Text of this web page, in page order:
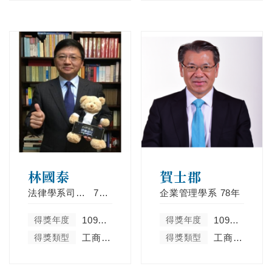
林國泰
法律學系司法組 77年
得獎年度 109學年度
得獎類型 工商菁英類
賀士郡
企業管理學系 78年
得獎年度 109學年度
得獎類型 工商菁英類